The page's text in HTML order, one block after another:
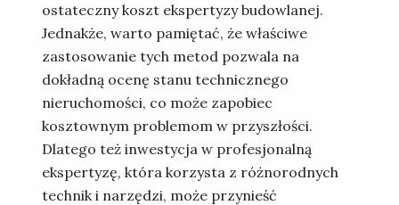
ostateczny koszt ekspertyzy budowlanej.
Jednakże, warto pamiętać, że właściwe
zastosowanie tych metod pozwala na
dokładną ocenę stanu technicznego
nieruchomości, co może zapobiec
kosztownym problemom w przyszłości.
Dlatego też inwestycja w profesjonalną
ekspertyzę, która korzysta z różnorodnych
technik i narzędzi, może przynieść